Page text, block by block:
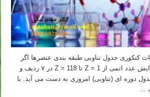
کنکوری جدول تناوبی طبقه بندی عنصرها اگر
عنصرها را به ترتیب افزایش عدد اتمی از Z = 1 تا Z = 118 در ۷ ردیف و
دوره ای (تناوبی) امروزی به دست می آید. با
…